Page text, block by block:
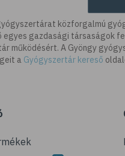
közforgalmú
egyes gazdasági társaságok
működésért. A Gyöngy
a Gyógyszertár kereső